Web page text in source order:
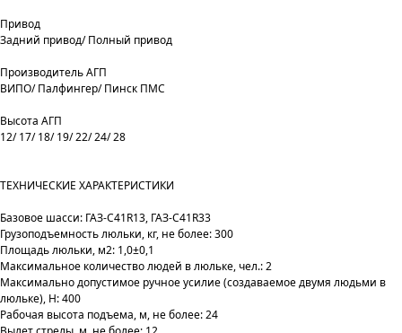
Привод
Задний привод/ Полный привод
Производитель АГП
ВИПО/ Палфингер/ Пинск ПМС
Высота АГП
12/ 17/ 18/ 19/ 22/ 24/ 28
ТЕХНИЧЕСКИЕ ХАРАКТЕРИСТИКИ
Базовое шасси: ГАЗ-C41R13, ГАЗ-C41R33
Грузоподъемность люльки, кг, не более: 300
Площадь люльки, м2: 1,0±0,1
Максимальное количество людей в люльке, чел.: 2
Максимально допустимое ручное усилие (создаваемое двумя людьми в
люльке), Н: 400
Рабочая высота подъема, м, не более: 24